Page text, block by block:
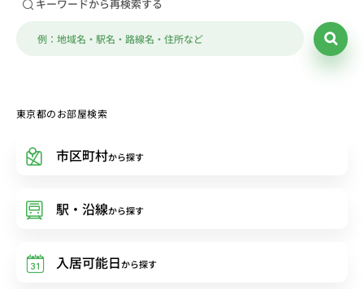
キーワードから再検索する
東京都のお部屋検索
市区町村から探す
駅・沿線から探す
入居可能日から探す